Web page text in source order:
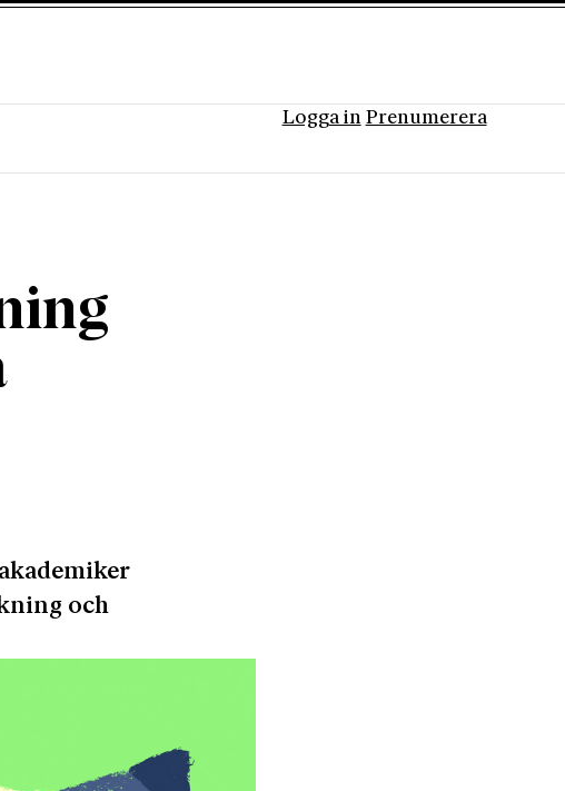
Logga in Prenumerera
och